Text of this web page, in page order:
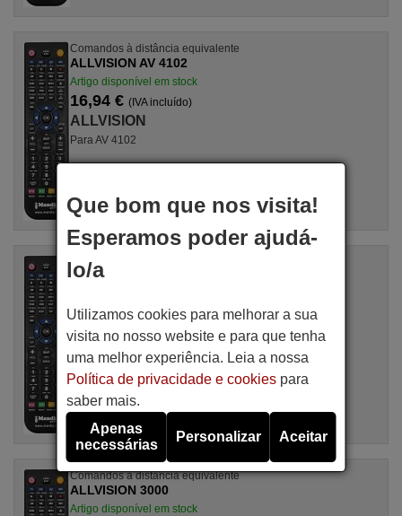
Comandos à distância equivalente
ALLVISION AV 4102
Artigo disponível em stock
16,94 € (IVA incluído)
ALLVISION
Para AV 4102
Comandos à distância equivalente
ALLVISION AV 5400 P
16,94 €(IVA incluído)
ALLVISION
Para AV5400P
Comandos à distância equivalente
ALLVISION 3000
Artigo disponível em stock
Que bom que nos visita!
Esperamos poder ajudá-
lo/a
Utilizamos cookies para melhorar a sua
visita no nosso website e para que tenha
uma melhor experiência. Leia a nossa
Política de privacidade e cookiespara
saber mais.
Apenas
necessárias
Personalizar Aceitar